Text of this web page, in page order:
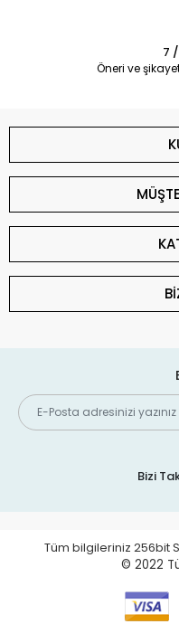
7
Öneri ve
Bizi
Tüm bilgileriniz 256bit
© 2022